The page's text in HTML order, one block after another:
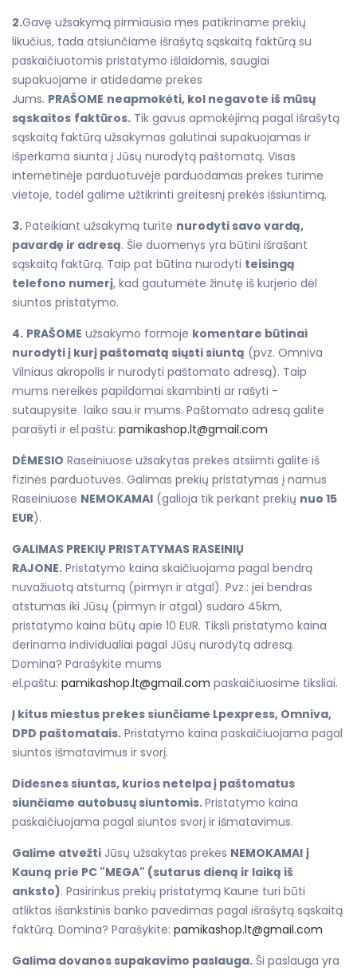
2.Gavę užsakymą pirmiausia mes patikriname prekių
likučius, tada atsiunčiame išrašytą sąskaitą faktūrą su
paskaičiuotomis pristatymo išlaidomis, saugiai
supakuojame ir atidedame prekes
Jums. PRAŠOME neapmokėti, kol negavote iš mūsų
sąskaitos faktūros. Tik gavus apmokėjimą pagal išrašytą
sąskaitą faktūrą užsakymas galutinai supakuojamas ir
išperkama siunta į Jūsų nurodytą paštomatą. Visas
internetinėje parduotuvėje parduodamas prekes turime
vietoje, todėl galime užtikrinti greitesnį prekės išsiuntimą.
3. Pateikiant užsakymą turite nurodyti savo vardą,
pavardę ir adresą. Šie duomenys yra būtini išrašant
sąskaitą faktūrą. Taip pat būtina nurodyti teisingą
telefono numerį, kad gautumėte žinutę iš kurjerio dėl
siuntos pristatymo.
4. PRAŠOME užsakymo formoje komentare būtinai
nurodyti į kurį paštomatą siųsti siuntą (pvz. Omniva
Vilniaus akropolis ir nurodyti paštomato adresą). Taip
mums nereikės papildomai skambinti ar rašyti -
sutaupysite laiko sau ir mums. Paštomato adresą galite
parašyti ir el.paštu: pamikashop.lt@gmail.com
DĖMESIO Raseiniuose užsakytas prekes atsiimti galite iš
fizinės parduotuvės. Galimas prekių pristatymas į namus
Raseiniuose NEMOKAMAI (galioja tik perkant prekių nuo 15
EUR).
GALIMAS PREKIŲ PRISTATYMAS RASEINIŲ
RAJONE. Pristatymo kaina skaičiuojama pagal bendrą
nuvažiuotą atstumą (pirmyn ir atgal). Pvz.: jei bendras
atstumas iki Jūsų (pirmyn ir atgal) sudaro 45km,
pristatymo kaina būtų apie 10 EUR. Tiksli pristatymo kaina
derinama individualiai pagal Jūsų nurodytą adresą.
Domina? Parašykite mums
el.paštu: pamikashop.lt@gmail.com paskaičiuosime tiksliai.
Į kitus miestus prekes siunčiame Lpexpress, Omniva,
DPD paštomatais. Pristatymo kaina paskaičiuojama pagal
siuntos išmatavimus ir svorį.
Didesnes siuntas, kurios netelpa į paštomatus
siunčiame autobusų siuntomis.Pristatymo kaina
paskaičiuojama pagal siuntos svorį ir išmatavimus.
Galime atvežti Jūsų užsakytas prekes NEMOKAMAI į
Kauną prie PC "MEGA" (sutarus dieną ir laiką iš
anksto). Pasirinkus prekių pristatymą Kaune turi būti
atliktas išankstinis banko pavedimas pagal išrašytą sąskaitą
faktūrą. Domina? Parašykite: pamikashop.lt@gmail.com
Galima dovanos supakavimo paslauga. Ši paslauga yra